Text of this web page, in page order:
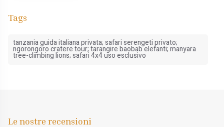
Tags
tanzania guida italiana privata; safari serengeti privato;
ngorongoro cratere tour; tarangire baobab elefanti; manyara
tree-climbing lions; safari 4x4 uso esclusivo
Le nostre recensioni